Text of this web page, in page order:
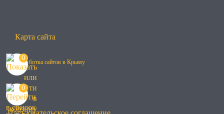
0
0
Карта сайта
Разработка сайтов в Крыму